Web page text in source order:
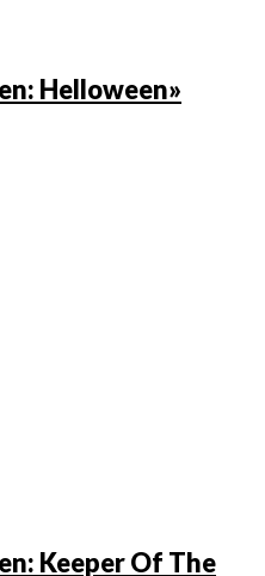
Helloween»
Keeper Of The